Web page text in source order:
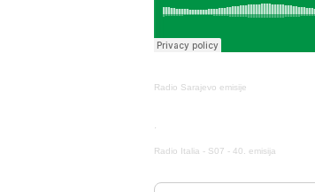
Radio Sarajevo emisije
·
Radio Italia - S07 - 40. emisija